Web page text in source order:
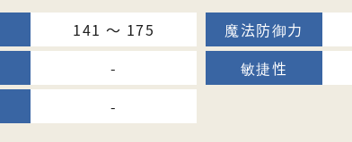
141 〜 175
-
-